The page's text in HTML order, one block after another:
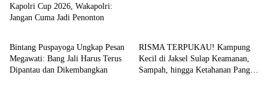
Kapolri Cup 2026, Wakapolri:
Jangan Cuma Jadi Penonton
News
Bintang Puspayoga Ungkap Pesan
Megawati: Bang Jali Harus Terus
Dipantau dan Dikembangkan
RISMA TERPUKAU! Kampung
Kecil di Jaksel Sulap Keamanan,
Sampah, hingga Ketahanan Pangan
News News